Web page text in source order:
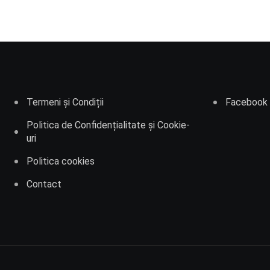
Termeni și Condiții
Politica de Confidențialitate și Cookie-
uri
Politica cookies
Contact
Facebook